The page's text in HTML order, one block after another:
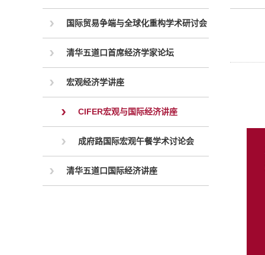
国际贸易争端与全球化重构学术研讨会
清华五道口首席经济学家论坛
宏观经济学讲座
CIFER宏观与国际经济讲座
成府路国际宏观午餐学术讨论会
清华五道口国际经济讲座